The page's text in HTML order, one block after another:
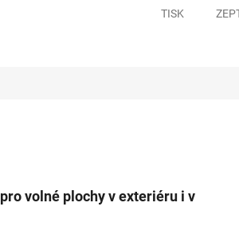
TISK
pro volné plochy v exteriéru i v